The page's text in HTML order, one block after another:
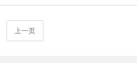
上一页